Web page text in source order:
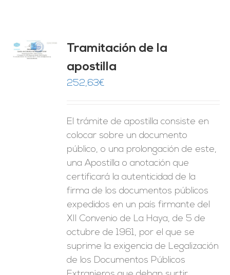
Tramitación de la
apostilla
252,63€
El trámite de apostilla consiste en
colocar sobre un documento
público, o una prolongación de este,
una Apostilla o anotación que
certificará la autenticidad de la
firma de los documentos públicos
expedidos en un país firmante del
XII Convenio de La Haya, de 5 de
octubre de 1961, por el que se
suprime la exigencia de Legalización
de los Documentos Públicos